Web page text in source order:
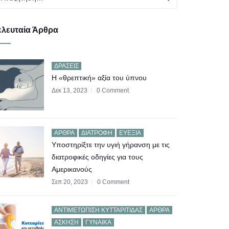
Άρθρα
ΔΡΆΣΕΙΣ
Η «θρεπτική» αξία του ύπνου
Δεκ 13, 2023 0 Comment
ΆΡΘΡΑ ΔΙΑΤΡΟΦΉ ΕΥΕΞΊΑ
Υποστηρίξτε την υγιή γήρανση με τις
διατροφικές οδηγίες για τους
Αμερικανούς
Σεπ 20, 2023 0 Comment
AΝΤΙΜΕΤΏΠΙΣΗ ΚΥΤΤΑΡΊΤΙΔΑΣ
ΆΡΘΡΑ
ΆΣΚΗΣΗ
ΓΥΝΑΊΚΑ